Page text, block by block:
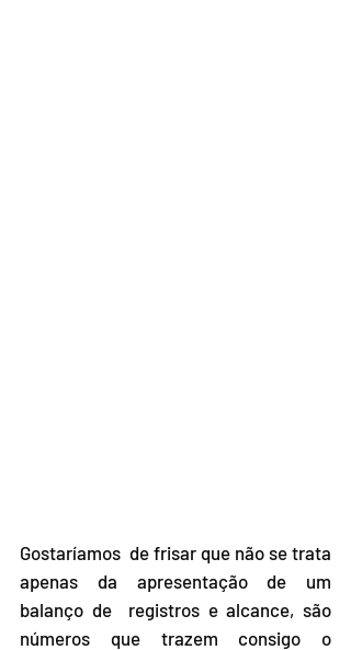
Gostaríamos  de frisar que não se trata
apenas da apresentação de um
balanço de  registros e alcance, são
números que trazem consigo o